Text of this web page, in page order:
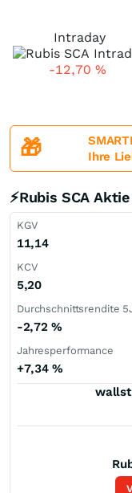
Intraday
-12,70 %
🎁
Ihre
⚡Rubis SCA
KGV
11,14
KCV
5,20
Durchschnittsrendite
-2,72%
Jahresperformance
+7,34%